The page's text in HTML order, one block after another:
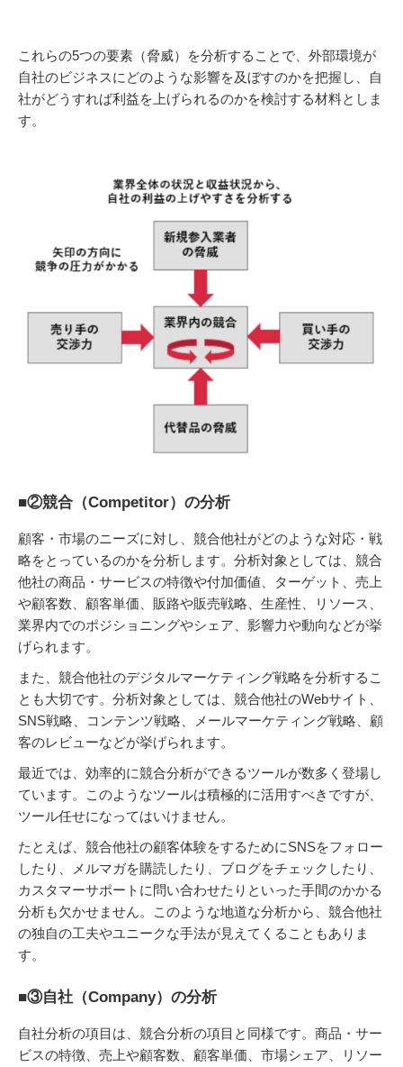
これらの5つの要素（脅威）を分析することで、外部環境が
自社のビジネスにどのような影響を及ぼすのかを把握し、自
社がどうすれば利益を上げられるのかを検討する材料としま
す。
■②競合（Competitor）の分析
顧客・市場のニーズに対し、競合他社がどのような対応・戦
略をとっているのかを分析します。分析対象としては、競合
他社の商品・サービスの特徴や付加価値、ターゲット、売上
や顧客数、顧客単価、販路や販売戦略、生産性、リソース、
業界内でのポジショニングやシェア、影響力や動向などが挙
げられます。
また、競合他社のデジタルマーケティング戦略を分析するこ
とも大切です。分析対象としては、競合他社のWebサイト、
SNS戦略、コンテンツ戦略、メールマーケティング戦略、顧
客のレビューなどが挙げられます。
最近では、効率的に競合分析ができるツールが数多く登場し
ています。このようなツールは積極的に活用すべきですが、
ツール任せになってはいけません。
たとえば、競合他社の顧客体験をするためにSNSをフォロー
したり、メルマガを購読したり、ブログをチェックしたり、
カスタマーサポートに問い合わせたりといった手間のかかる
分析も欠かせません。このような地道な分析から、競合他社
の独自の工夫やユニークな手法が見えてくることもありま
す。
■③自社（Company）の分析
自社分析の項目は、競合分析の項目と同様です。商品・サー
ビスの特徴、売上や顧客数、顧客単価、市場シェア、リソー